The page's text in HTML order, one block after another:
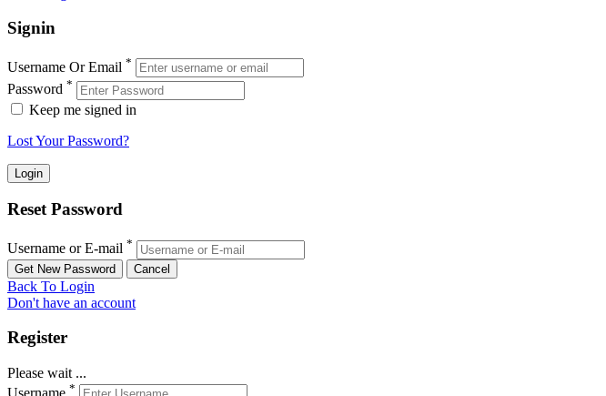
Signin
Username Or Email *
Password *
Keep me signed in
Lost Your Password?
Reset Password
Username or E-mail *
Back To Login
Don't have an account
Register
Please wait ...
*